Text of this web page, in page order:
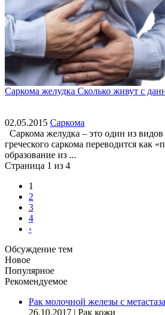
Саркома желудка Сколько живут с
02.05.2015 Саркома
Саркома желудка – это один из
греческого саркома переводится как
образование из ...
Страница 1 из 4
1
2
3
4
›
Обсуждение тем
Новое
Популярное
Рекомендуемое
Рак молочной железы с
26.10.2017 | Рак кожи